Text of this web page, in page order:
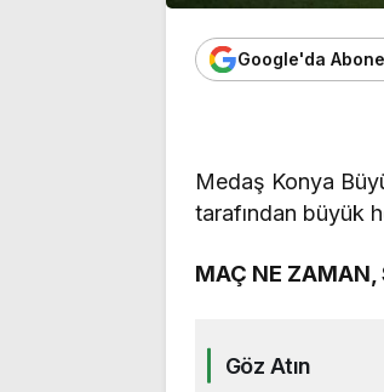
Google'da
Medaş Konya
tarafından büyük
MAÇ NE ZAMAN,
Göz Atın